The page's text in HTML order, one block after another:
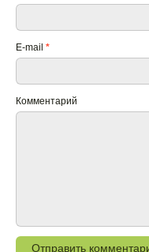
E-mail *
Комментарий